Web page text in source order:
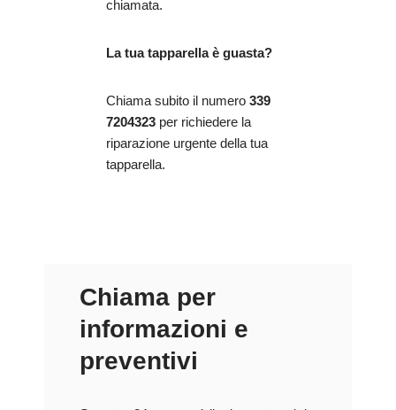
chiamata.
La tua tapparella è guasta?
Chiama subito il numero 339
7204323 per richiedere la
riparazione urgente della tua
tapparella.
Chiama per
informazioni e
preventivi